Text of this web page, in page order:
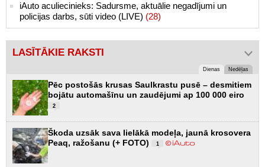
iAuto aculiecinieks: Sadursme, aktuālie negadījumi un
policijas darbs, sūti video (LIVE) (28)
LASĪTĀKIE RAKSTI
Dienas Nedēļas
Pēc postošās krusas Saulkrastu pusē – desmitiem
bojātu automašīnu un zaudējumi ap 100 000 eiro
2
Škoda uzsāk sava lielākā modeļa, jaunā krosovera
Peaq, ražošanu (+ FOTO)
1